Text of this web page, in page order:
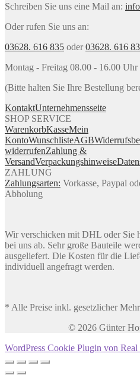
Schreiben Sie uns eine Mail an:
Oder rufen Sie uns an:
03628. 616 835 oder03628. 616
Montag - Freitag 08.00 - 16.00 Uhr
(Bitte halten Sie Ihre Bestellung
KontaktUnternehmensseite
SHOP SERVICE
WarenkorbKasseMein
KontoWunschlisteAGB
widerrufenZahlung &
VersandVerpackungshinweise
ZAHLUNG
Zahlungsarten: Vorkasse, Paypal
Abholung
Wir verschicken mit DHL oder Sie
bei uns ab. Sehr große Bauteile
ausgeliefert. Die Kosten für die
individuell angefragt werden.
* Alle Preise inkl. gesetzlicher
© 2026 Günter
WordPress Cookie Plugin von